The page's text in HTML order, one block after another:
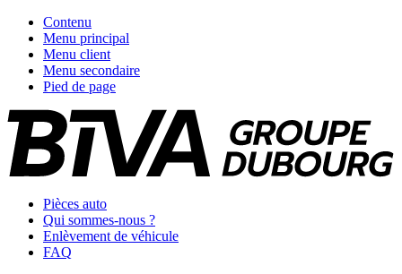
Contenu
Menu principal
Menu client
Menu secondaire
Pied de page
Pièces auto
Qui sommes-nous ?
Enlèvement de véhicule
FAQ